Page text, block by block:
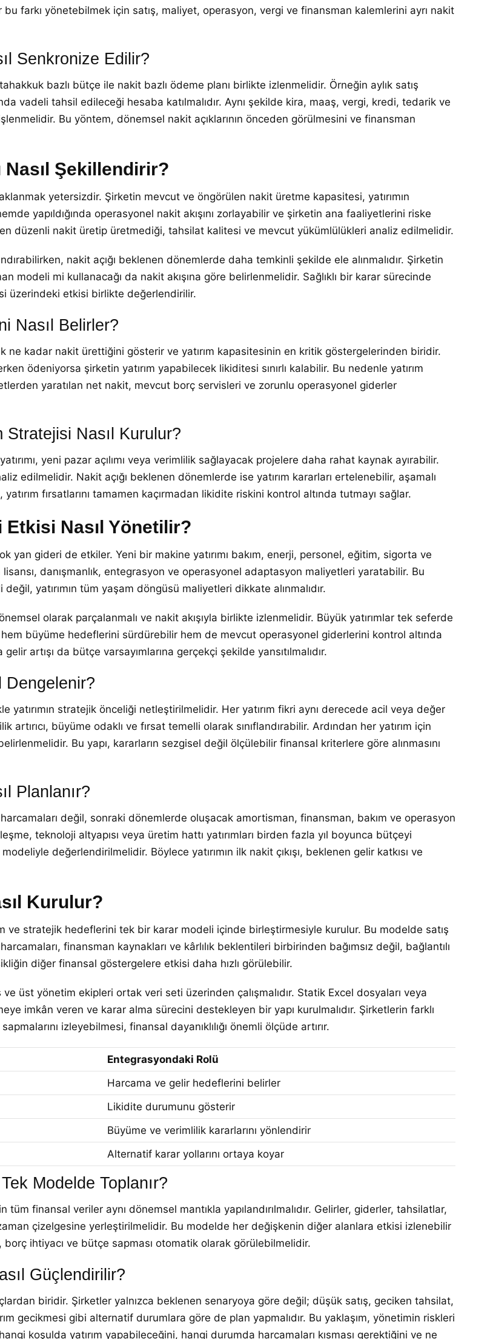
farkı yönetebilmek için satış, maliyet, operasyon, vergi ve finansman kalemlerini ayrı nakit
Senkronize Edilir?
bazlı bütçe ile nakit bazlı ödeme planı birlikte izlenmelidir. Örneğin aylık satış
vadeli tahsil edileceği hesaba katılmalıdır. Aynı şekilde kira, maaş, vergi, kredi, tedarik ve
Bu yöntem, dönemsel nakit açıklarının önceden görülmesini ve finansman
Nasıl Şekillendirir?
yetersizdir. Şirketin mevcut ve öngörülen nakit üretme kapasitesi, yatırımın
yapıldığında operasyonel nakit akışını zorlayabilir ve şirketin ana faaliyetlerini riske
düzenli nakit üretip üretmediği, tahsilat kalitesi ve mevcut yükümlülükleri analiz edilmelidir.
nakit açığı beklenen dönemlerde daha temkinli şekilde ele alınmalıdır. Şirketin
modeli mi kullanacağı da nakit akışına göre belirlenmelidir. Sağlıklı bir karar sürecinde
üzerindeki etkisi birlikte değerlendirilir.
Nasıl Belirler?
ne kadar nakit ürettiğini gösterir ve yatırım kapasitesinin en kritik göstergelerinden biridir.
ödeniyorsa şirketin yatırım yapabilecek likiditesi sınırlı kalabilir. Bu nedenle yatırım
yaratılan net nakit, mevcut borç servisleri ve zorunlu operasyonel giderler
Stratejisi Nasıl Kurulur?
yeni pazar açılımı veya verimlilik sağlayacak projelere daha rahat kaynak ayırabilir.
edilmelidir. Nakit açığı beklenen dönemlerde ise yatırım kararları ertelenebilir, aşamalı
fırsatlarını tamamen kaçırmadan likidite riskini kontrol altında tutmayı sağlar.
Etkisi Nasıl Yönetilir?
yan gideri de etkiler. Yeni bir makine yatırımı bakım, enerji, personel, eğitim, sigorta ve
danışmanlık, entegrasyon ve operasyonel adaptasyon maliyetleri yaratabilir. Bu
yatırımın tüm yaşam döngüsü maliyetleri dikkate alınmalıdır.
olarak parçalanmalı ve nakit akışıyla birlikte izlenmelidir. Büyük yatırımlar tek seferde
büyüme hedeflerini sürdürebilir hem de mevcut operasyonel giderlerini kontrol altında
artışı da bütçe varsayımlarına gerçekçi şekilde yansıtılmalıdır.
Dengelenir?
yatırımın stratejik önceliği netleştirilmelidir. Her yatırım fikri aynı derecede acil veya değer
büyüme odaklı ve fırsat temelli olarak sınıflandırabilir. Ardından her yatırım için
Bu yapı, kararların sezgisel değil ölçülebilir finansal kriterlere göre alınmasını
Planlanır?
harcamaları değil, sonraki dönemlerde oluşacak amortisman, finansman, bakım ve operasyon
teknoloji altyapısı veya üretim hattı yatırımları birden fazla yıl boyunca bütçeyi
değerlendirilmelidir. Böylece yatırımın ilk nakit çıkışı, beklenen gelir katkısı ve
Kurulur?
ve stratejik hedeflerini tek bir karar modeli içinde birleştirmesiyle kurulur. Bu modelde satış
finansman kaynakları ve kârlılık beklentileri birbirinden bağımsız değil, bağlantılı
diğer finansal göstergelere etkisi daha hızlı görülebilir.
üst yönetim ekipleri ortak veri seti üzerinden çalışmalıdır. Statik Excel dosyaları veya
imkân veren ve karar alma sürecini destekleyen bir yapı kurulmalıdır. Şirketlerin farklı
izleyebilmesi, finansal dayanıklılığı önemli ölçüde artırır.
Entegrasyondaki Rolü
Harcama ve gelir hedeflerini belirler
Likidite durumunu gösterir
Büyüme ve verimlilik kararlarını yönlendirir
Alternatif karar yollarını ortaya koyar
Modelde Toplanır?
tüm finansal veriler aynı dönemsel mantıkla yapılandırılmalıdır. Gelirler, giderler, tahsilatlar,
çizelgesine yerleştirilmelidir. Bu modelde her değişkenin diğer alanlara etkisi izlenebilir
borç ihtiyacı ve bütçe sapması otomatik olarak görülebilmelidir.
Güçlendirilir?
biridir. Şirketler yalnızca beklenen senaryoya göre değil; düşük satış, geciken tahsilat,
gecikmesi gibi alternatif durumlara göre de plan yapmalıdır. Bu yaklaşım, yönetimin riskleri
koşulda yatırım yapabileceğini, hangi durumda harcamaları kısması gerektiğini ve ne